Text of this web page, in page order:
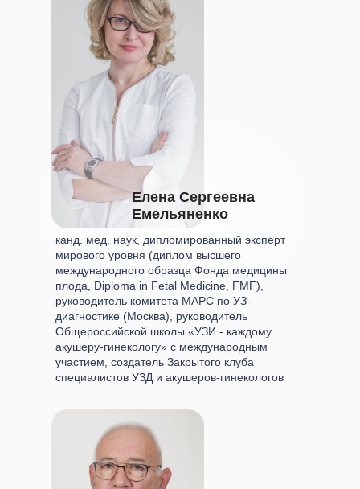
Елена Сергеевна
Емельяненко
канд. мед. наук, дипломированный эксперт
мирового уровня (диплом высшего
международного образца Фонда медицины
плода, Diploma in Fetal Medicine, FMF),
руководитель комитета МАРС по УЗ-
диагностике (Москва), руководитель
Общероссийской школы «УЗИ - каждому
акушеру-гинекологу» с международным
участием, создатель Закрытого клуба
специалистов УЗД и акушеров-гинекологов